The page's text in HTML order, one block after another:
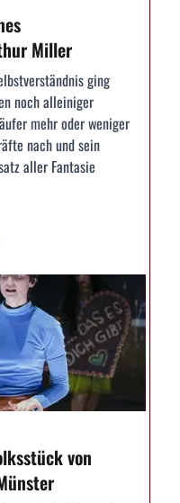
Miller
ging
noch alleiniger
mehr oder weniger
nach und sein
aller Fantasie
von